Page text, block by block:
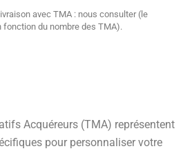
avec TMA : nous consulter (le
fonction du nombre des TMA).
Acquéreurs (TMA) représentent
pour personnaliser votre